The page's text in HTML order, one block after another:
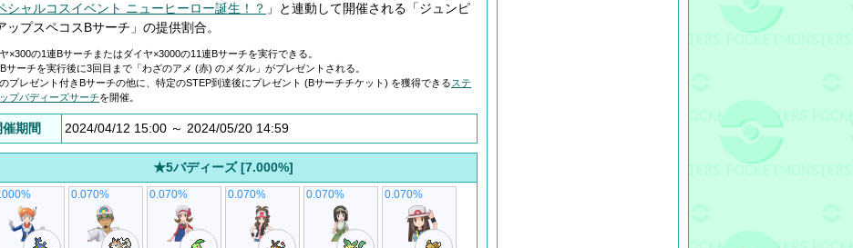
シャルコスイベント ニューヒーロー誕生！？ 」と連動して開催される「ジュンピ
ップスペコスBサーチ」の提供割合。
×300の1連Bサーチまたはダイヤ×3000の11連Bサーチを実行できる。
サーチを実行後に3回目まで「わざのアメ (赤) のメダル」がプレゼントされる。
プレゼント付きBサーチの他に、特定のSTEP到達後にプレゼント (Bサーチチケット) を獲得できるステ
プバディーズサーチを開催。
催期間 2024/04/12 15:00 ～ 2024/05/20 14:59
★5バディーズ [7.000%]
0.070% 0.070% 0.070% 0.070% 0.070%